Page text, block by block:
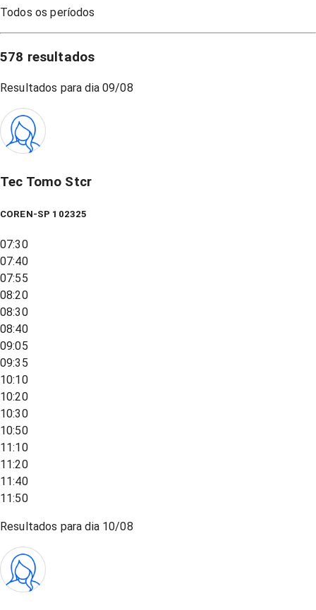
Todos os períodos
578 resultados
Resultados para dia 09/08
Tec Tomo Stcr
COREN-SP 102325
07:30
07:40
07:55
08:20
08:30
08:40
09:05
09:35
10:10
10:20
10:30
10:50
11:10
11:20
11:40
11:50
Resultados para dia 10/08